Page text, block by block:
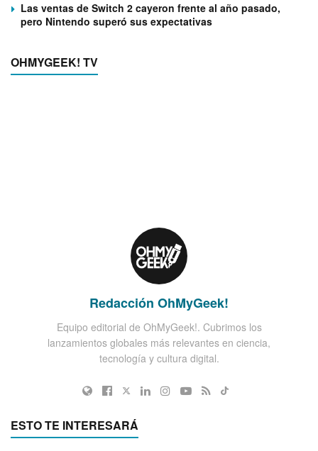
Las ventas de Switch 2 cayeron frente al año pasado,
pero Nintendo superó sus expectativas
OHMYGEEK! TV
Redacción OhMyGeek!
Equipo editorial de OhMyGeek!. Cubrimos los
lanzamientos globales más relevantes en ciencia,
tecnología y cultura digital.
ESTO TE INTERESARÁ